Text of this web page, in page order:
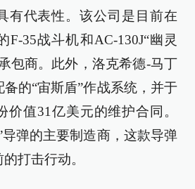
有代表性。该公司是目前在
F-35战斗机和AC-130J“幽灵
包商。此外，洛克希德-马丁
的“宙斯盾”作战系统，并于
价值31亿美元的维护合同。
弹的主要制造商，这款导弹
打击行动。